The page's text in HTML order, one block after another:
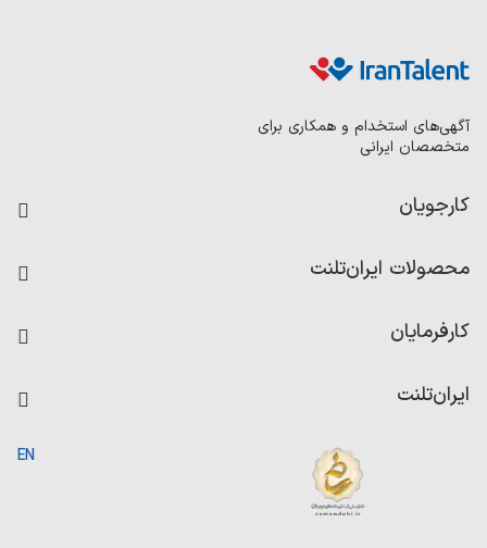
آگهی‌های استخدام و همکاری برای
متخصصان ایرانی
کارجویان
رزومه ساز
امتیاز شرکت‌ها
محصولات ایران‌تلنت
کاردیکس
کارفرمایان
ایران‌تلنت
EN